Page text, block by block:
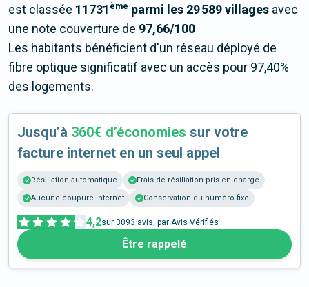
est classée 11731 ème parmi les 29 589 villages avec
une note couverture de 97,66/100
Les habitants bénéficient d'un réseau déployé de
fibre optique significatif avec un accès pour 97,40%
des logements.
Jusqu’à 360€ d’économies sur votre
facture internet en un seul appel
Résiliation automatique
Frais de résiliation pris en charge
Aucune coupure internet
Conservation du numéro fixe
4,2sur 3093 avis, par Avis Vérifiés
Être rappelé